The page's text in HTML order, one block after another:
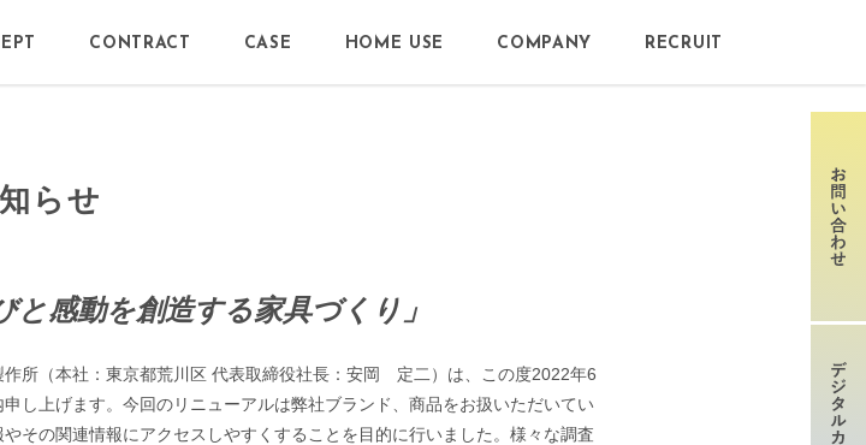
CONTRACT CASE HOME USE COMPANY RECRUIT
らせ
と感動を創造する家具づくり」
所（本社：東京都荒川区 代表取締役社長：安岡 定二）は、この度2022年6
し上げます。今回のリニューアルは弊社ブランド、商品をお扱いただいてい
その関連情報にアクセスしやすくすることを目的に行いました。様々な調査